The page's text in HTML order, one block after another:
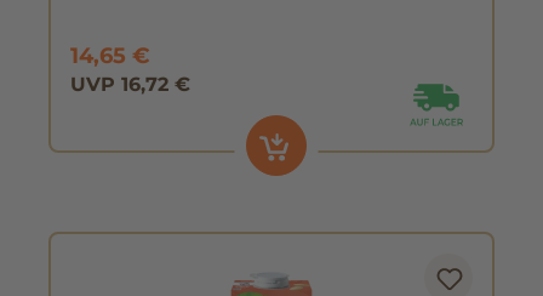
14,65 €
UVP 16,72 €